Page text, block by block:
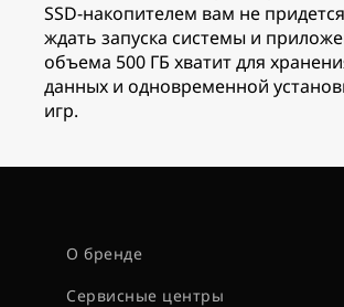
SSD-накопителем вам не
ждать запуска системы и
объема 500 ГБ хватит для
данных и одновременной
игр.
О бренде
Сервисные центры